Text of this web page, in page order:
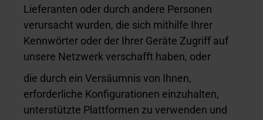
Lieferanten oder durch andere Personen
verursacht wurden, die sich mithilfe Ihrer
Kennwörter oder der Ihrer Geräte Zugriff auf
unsere Netzwerk verschafft haben, oder
die durch ein Versäumnis von Ihnen,
erforderliche Konfigurationen einzuhalten,
unterstützte Plattformen zu verwenden und